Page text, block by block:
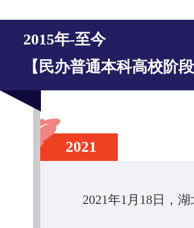
2015年-至今
【民办普通本科高校阶段
2021